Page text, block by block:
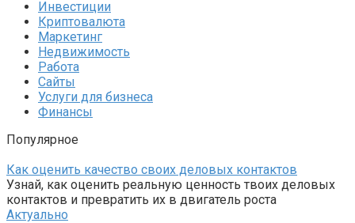
Инвестиции
Криптовалюта
Маркетинг
Недвижимость
Работа
Сайты
Услуги для бизнеса
Финансы
Популярное
Как оценить качество своих деловых контактов
Узнай, как оценить реальную ценность твоих деловых
контактов и превратить их в двигатель роста
Актуально